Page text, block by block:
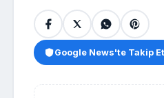
Google News'te Takip Et